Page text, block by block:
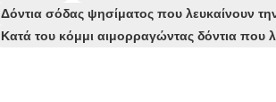
Δόντια σόδας ψησίματος που λευκαίνουν
Κατά του κόμμι αιμορραγώντας δόντια που